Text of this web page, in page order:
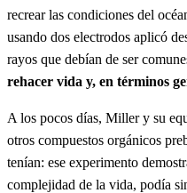
recrear las condiciones del
usando dos electrodos aplicó
rayos que debían de ser
rehacer vida y, en términos
A los pocos días, Miller y su
otros compuestos orgánicos
tenían: ese experimento
complejidad de la vida, podía